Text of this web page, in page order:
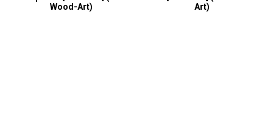
Wood-Art)
Art)